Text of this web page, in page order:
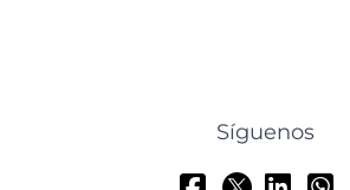
Síguenos